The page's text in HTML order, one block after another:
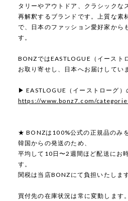
タリーやアウトドア、クラシックな
再解釈するブランドです。上質な素
で、日本のファッション愛好家から
す。
BONZではEASTLOGUE（イースト
お取り寄せし、日本へお届けしてい
▶ EASTLOGUE（イーストローグ）
https://www.bonz7.com/
★ BONZは100%公式の正規品のみ
韓国からの発送のため、
平均して10日〜2週間ほど配送にお
す。
関税は当店BONZにて負担いたします
買付先の在庫状況は常に変動します。